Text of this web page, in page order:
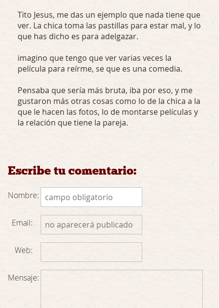
Tito Jesus, me das un ejemplo que nada tiene que
ver. La chica toma las pastillas para estar mal, y lo
que has dicho es para adelgazar.
imagino que tengo que ver varias veces la
película para reírme, se que es una comedia.
Pensaba que sería más bruta, iba por eso, y me
gustaron más otras cosas como lo de la chica a la
que le hacen las fotos, lo de montarse películas y
la relación que tiene la pareja.
Escribe tu comentario:
Nombre:
Email:
Web:
Mensaje: